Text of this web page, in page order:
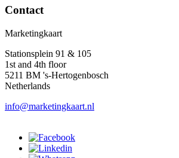
Contact
Marketingkaart
Stationsplein 91 & 105
1st and 4th floor
5211 BM 's-Hertogenbosch
Netherlands
info@marketingkaart.nl